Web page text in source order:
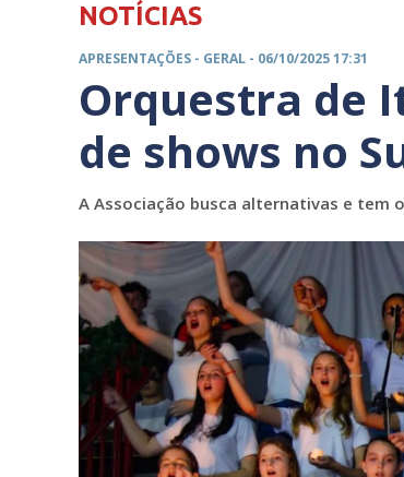
NOTÍCIAS
APRESENTAÇÕES - GERAL - 06/10/2025 17:31
Orquestra de
de shows no
A Associação busca alternativas e tem